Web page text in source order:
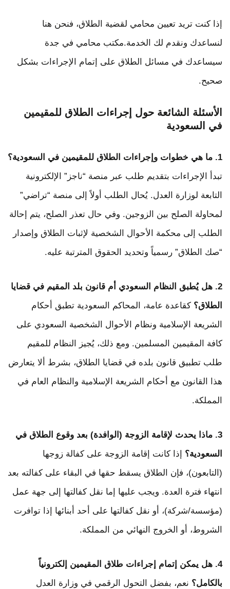
إذا كنت تريد تعيين محامي لقضية الطلاق، فنحن هنا
لنساعدك ونقدم لك الخدمة.مكتب محامي في جدة
سيساعدك في مسائل الطلاق على إتمام الإجراءات بشكل
صحيح.
الأسئلة الشائعة حول إجراءات الطلاق للمقيمين
في السعودية
1. ما هي خطوات وإجراءات الطلاق للمقيمين في السعودية؟
تبدأ الإجراءات بتقديم طلب عبر منصة “ناجز” الإلكترونية
التابعة لوزارة العدل. يُحال الطلب أولاً إلى منصة “تراضي”
لمحاولة الصلح بين الزوجين. وفي حال تعذر الصلح، يتم إحالة
الطلب إلى محكمة الأحوال الشخصية لإثبات الطلاق وإصدار
“صك الطلاق” رسمياً وتحديد الحقوق المترتبة عليه.
2. هل يُطبق النظام السعودي أم قانون بلد المقيم في قضايا
الطلاق؟ كقاعدة عامة، المحاكم السعودية تطبق أحكام
الشريعة الإسلامية ونظام الأحوال الشخصية السعودي على
كافة المقيمين المسلمين. ومع ذلك، يُجيز النظام للمقيم
طلب تطبيق قانون بلده في قضايا الطلاق، بشرط ألا يتعارض
هذا القانون مع أحكام الشريعة الإسلامية والنظام العام في
المملكة.
3. ماذا يحدث لإقامة الزوجة (الوافدة) بعد وقوع الطلاق في
السعودية؟ إذا كانت إقامة الزوجة على كفالة زوجها
(التابعون)، فإن الطلاق يسقط حقها في البقاء على كفالته بعد
انتهاء فترة العدة. ويجب عليها إما نقل كفالتها إلى جهة عمل
(مؤسسة/شركة)، أو نقل كفالتها على أحد أبنائها إذا توافرت
الشروط، أو الخروج النهائي من المملكة.
4. هل يمكن إتمام إجراءات طلاق المقيمين إلكترونياً
بالكامل؟ نعم، بفضل التحول الرقمي في وزارة العدل